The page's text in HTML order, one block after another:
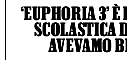
‘EUPHORIA 3’
SCOLASTICA
AVEVAMO